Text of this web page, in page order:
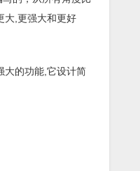
大,更强大和更好
大的功能,它设计简